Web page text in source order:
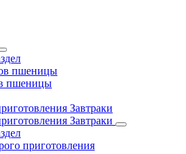
пшеницы
пшеницы
Завтраки
Завтраки
приготовления